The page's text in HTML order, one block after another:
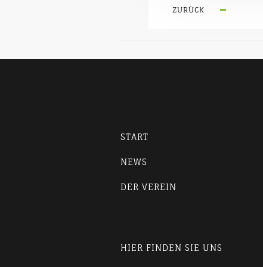
ZURÜCK
START
NEWS
DER VEREIN
HIER FINDEN SIE UNS